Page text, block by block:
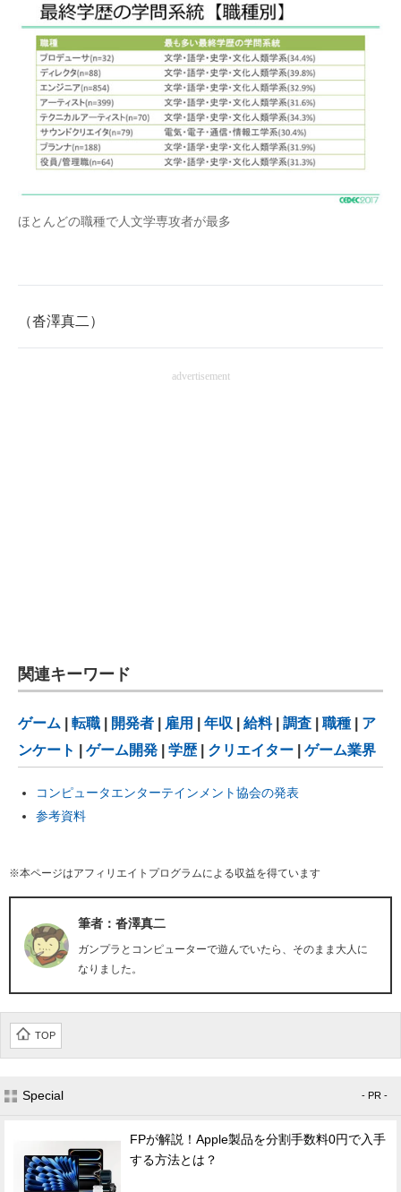
ほとんどの職種で人文学専攻者が最多
（沓澤真二）
advertisement
関連キーワード
ゲーム 転職 開発者 雇用 年収 給料| 調査 職種
ア
ンケート
ゲーム開発 学歴| クリエイター ゲーム業界
コンピュータエンターテインメント協会の発表
参考資料
※本ページはアフィリエイトプログラムによる収益を得ています
筆者：沓澤真二
ガンプラとコンピューターで遊んでいたら、そのまま大人に
なりました。
TOP
Special - PR -
FPが解説！Apple製品を分割手数料0円で入手
する方法とは？